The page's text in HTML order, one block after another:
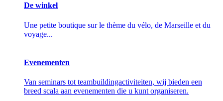
De winkel
Une petite boutique sur le thème du vélo, de Marseille et du
voyage...
Evenementen
Van seminars tot teambuildingactiviteiten, wij bieden een
breed scala aan evenementen die u kunt organiseren.